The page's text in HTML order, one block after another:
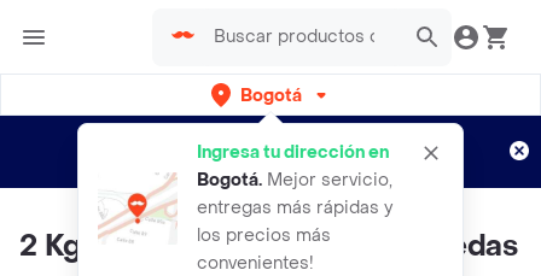
Bogotá
Ingresa tu dirección en
Bogotá. Mejor servicio,
entregas más rápidas y
los precios más
convenientes!
envíos gratis por semanas
Aplican TyC
2 Kg De Cabanos+3kg De Monedas